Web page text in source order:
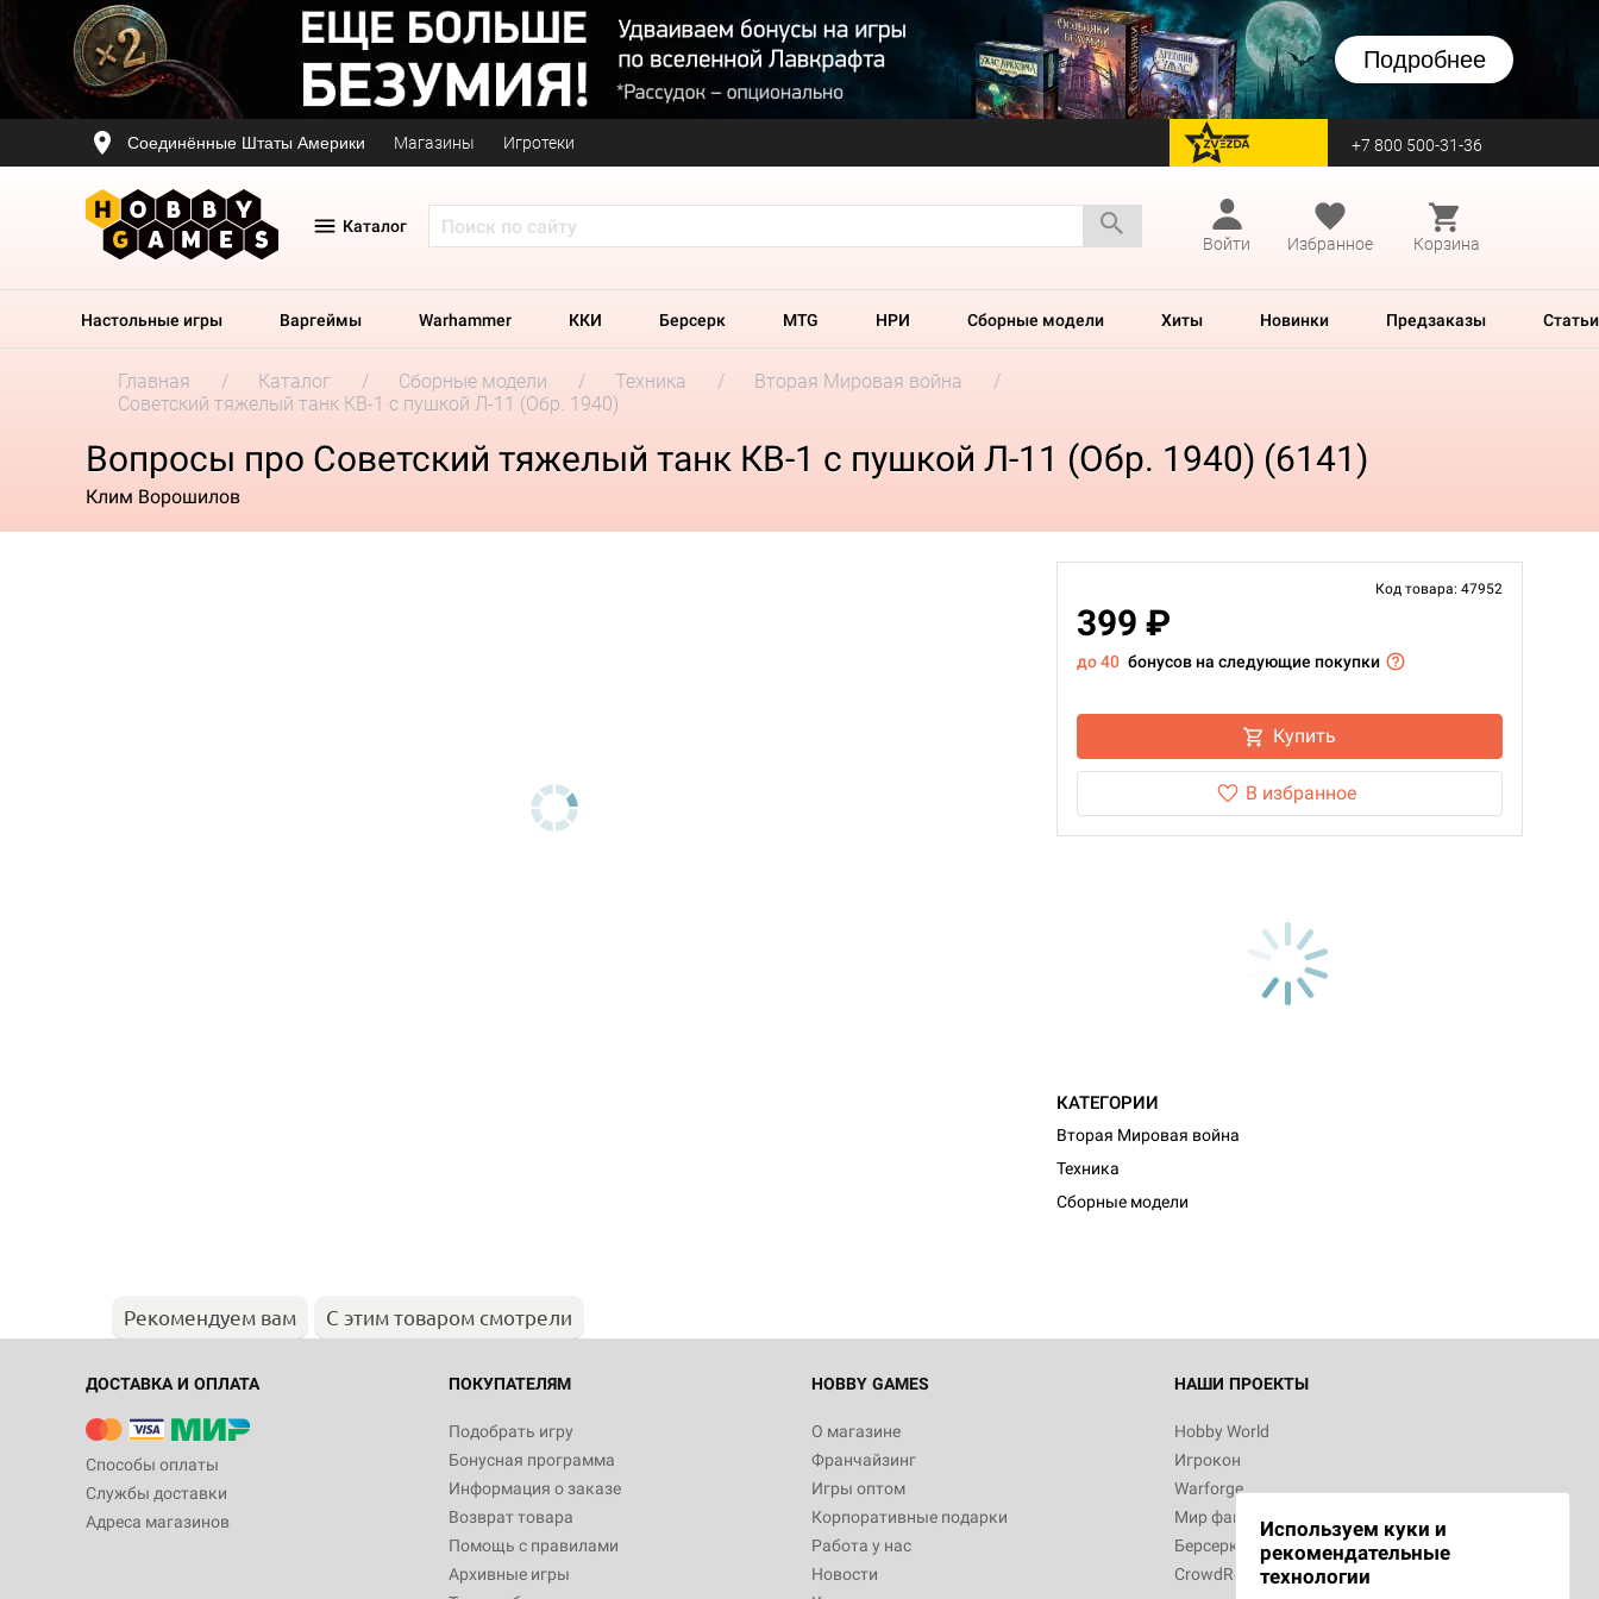
Подробнее
Соединённые Штаты Америки Магазины Игротеки перейти на Zvezda +7 800 500-31-36
Каталог
Войти
Избранное Корзина
Настольные игры Варгеймы Warhammer ККИ Берсерк MTG НРИ Сборные модели Хиты Новинки Предзаказы Статьи
Главная Каталог Сборные модели Техника
Вторая Мировая война
Советский тяжелый танк КВ-1 с пушкой Л-11 (Обр. 1940)
Вопросы про Советский тяжелый танк КВ-1 с пушкой Л-11 (Обр. 1940) (6141)
Клим Ворошилов
Код товара: 47952
399 ₽
до 40 бонусов на следующие покупки
Купить
В избранное
КАТЕГОРИИ
Вторая Мировая война
Техника
Сборные модели
Рекомендуем вам С этим товаром смотрели
ДОСТАВКА И ОПЛАТА
Способы оплаты
Службы доставки
Адреса магазинов
ПОКУПАТЕЛЯМ
Подобрать игру
Бонусная программа
Информация о заказе
Возврат товара
Помощь с правилами
Архивные игры
HOBBY GAMES
О магазине
Франчайзинг
Игры оптом
Корпоративные подарки
Работа у нас
Новости
НАШИ ПРОЕКТЫ
Hobby World
Игрокон
Warforge
Мир фантастики
Берсерк
CrowdRepublic
Используем куки и
рекомендательные
технологии